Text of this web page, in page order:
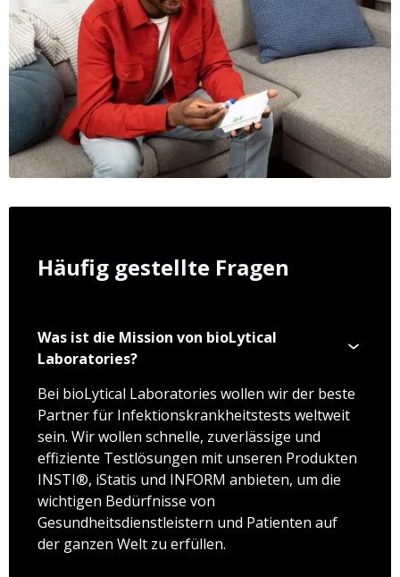
Häufig gestellte Fragen
Was ist die Mission von bioLytical
Laboratories?
Bei bioLytical Laboratories wollen wir der beste
Partner für Infektionskrankheitstests weltweit
sein. Wir wollen schnelle, zuverlässige und
effiziente Testlösungen mit unseren Produkten
INSTI®, iStatis und INFORM anbieten, um die
wichtigen Bedürfnisse von
Gesundheitsdienstleistern und Patienten auf
der ganzen Welt zu erfüllen.